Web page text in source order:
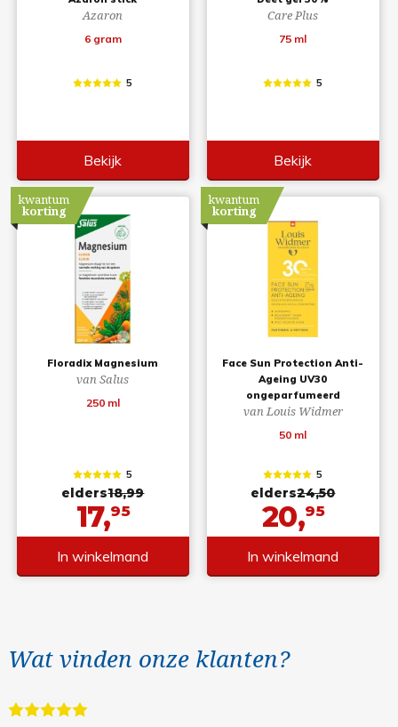
Azaron
6 gram
5
Bekijk
Care Plus
75 ml
5
Bekijk
Floradix Magnesium
van Salus
250 ml
kwantum
korting
5
elders18,99
17,95
In winkelmand
Face Sun Protection Anti-
Ageing UV30
ongeparfumeerd
van Louis Widmer
50 ml
kwantum
korting
5
elders24,50
20,95
In winkelmand
Wat vinden onze klanten?